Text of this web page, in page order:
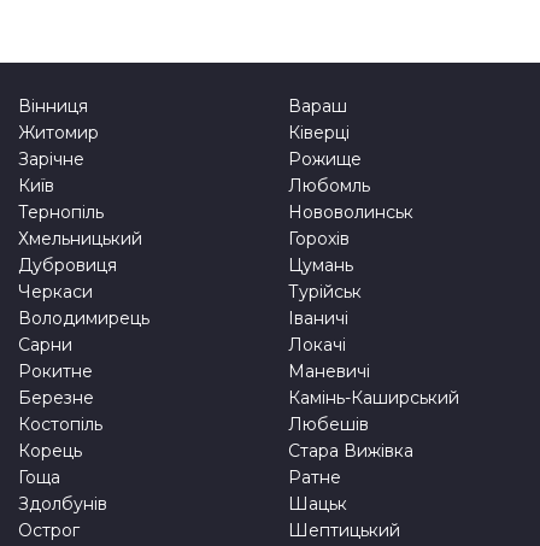
Вінниця
Житомир
Зарічне
Київ
Тернопіль
Хмельницький
Дубровиця
Черкаси
Володимирець
Сарни
Рокитне
Березне
Костопіль
Корець
Гоща
Здолбунів
Острог
Вараш
Ківерці
Рожище
Любомль
Нововолинськ
Горохів
Цумань
Турійськ
Іваничі
Локачі
Маневичі
Камінь-Каширський
Любешів
Стара Вижівка
Ратне
Шацьк
Шептицький